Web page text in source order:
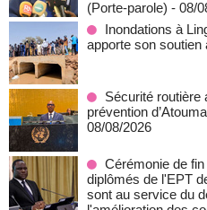
(Porte-parole) - 08/
Inondations à
apporte son soutien
Sécurité routière
prévention
08/08/2026
Cérémonie de
diplômés de l'EPT
sont au service du